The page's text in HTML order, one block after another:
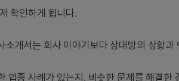
확인하게 됩니다.
소개서는 회사 이야기보다 상대방의 상황
업종 사례가 있는지, 비슷한 문제를 해결